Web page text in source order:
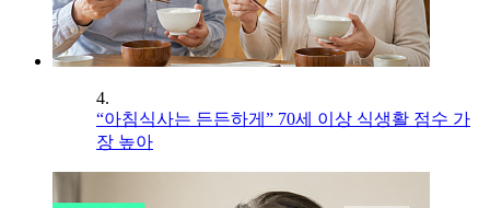
4.
“아침식사는 든든하게” 70세 이상 식생활 점수 가
장 높아